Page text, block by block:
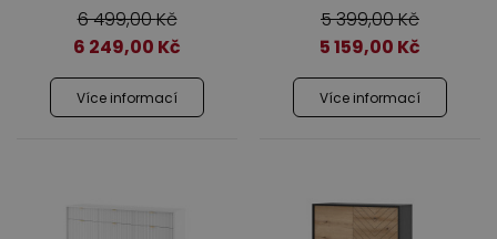
6 499,00Kč
6 249,00 Kč
Více informací
5 399,00Kč
5 159,00 Kč
Více informací